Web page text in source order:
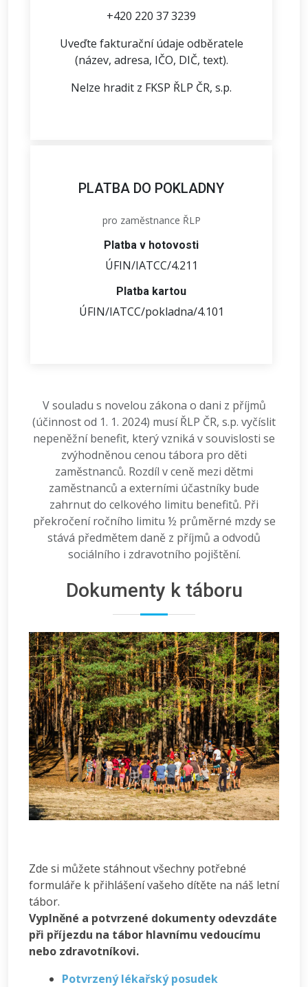
+420 220 37 3239
Uveďte fakturační údaje odběratele
(název, adresa, IČO, DIČ, text).
Nelze hradit z FKSP ŘLP ČR, s.p.
PLATBA DO POKLADNY
pro zaměstnance ŘLP
Platba v hotovosti
ÚFIN/IATCC/4.211
Platba kartou
ÚFIN/IATCC/pokladna/4.101
V souladu s novelou zákona o dani z příjmů
(účinnost od 1. 1. 2024) musí ŘLP ČR, s.p. vyčíslit
nepeněžní benefit, který vzniká v souvislosti se
zvýhodněnou cenou tábora pro děti
zaměstnanců. Rozdíl v ceně mezi dětmi
zaměstnanců a externími účastníky bude
zahrnut do celkového limitu benefitů. Při
překročení ročního limitu ½ průměrné mzdy se
stává předmětem daně z příjmů a odvodů
sociálního i zdravotního pojištění.
Dokumenty k táboru
Zde si můžete stáhnout všechny potřebné
formuláře k přihlášení vašeho dítěte na náš letní
tábor.
Vyplněné a potvrzené dokumenty odevzdáte
při příjezdu na tábor hlavnímu vedoucímu
nebo zdravotníkovi.
Potvrzený lékařský posudek